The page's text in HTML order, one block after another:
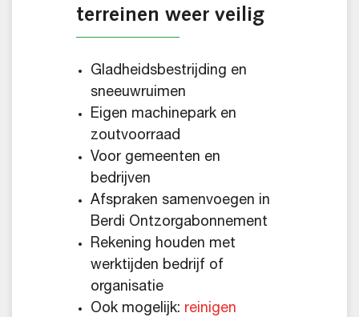
terreinen weer veilig
Gladheidsbestrijding en
sneeuwruimen
Eigen machinepark en
zoutvoorraad
Voor gemeenten en
bedrijven
Afspraken samenvoegen in
Berdi Ontzorgabonnement
Rekening houden met
werktijden bedrijf of
organisatie
Ook mogelijk: reinigen